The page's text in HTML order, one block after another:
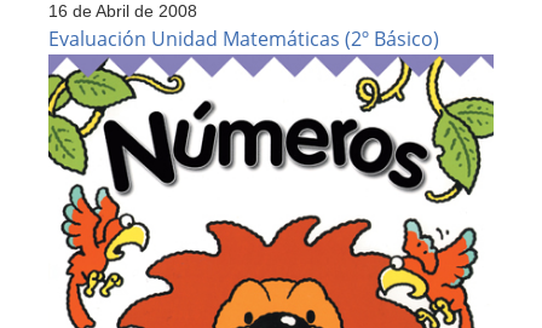
Matematica
16 de Abril de 2008
Evaluación Unidad Matemáticas (2º Básico)